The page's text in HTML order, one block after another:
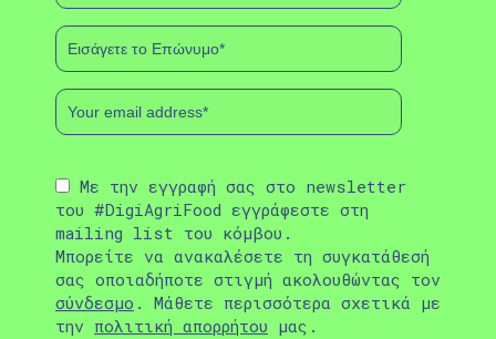
Με την εγγραφή σας στο newsletter
του #DigiAgriFood εγγράφεστε στη
mailing list του κόμβου.
Μπορείτε να ανακαλέσετε τη συγκατάθεσή
σας οποιαδήποτε στιγμή ακολουθώντας τον
σύνδεσμο . Μάθετε περισσότερα σχετικά με
την πολιτική απορρήτου μας.